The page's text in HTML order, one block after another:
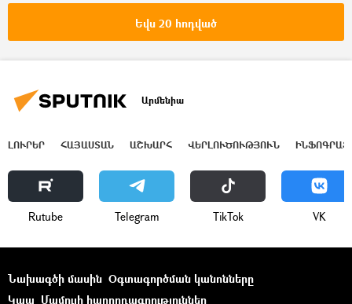
Նյու Յորք
Եվս 20 հոդված
Արմենիա
ԼՈՒՐԵՐ ՀԱՅԱՍՏԱՆ ԱՇԽԱՐՀ ՎԵՐԼՈՒԾՈՒԹՅՈՒՆ
Rutube Telegram ТikТоk VK
Նախագծի մասին Օգտագործման կանոնները
Կապ Մամուլի հաղորդագրություններ